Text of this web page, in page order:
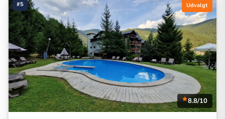
#5 Udvalgt
8.8/10